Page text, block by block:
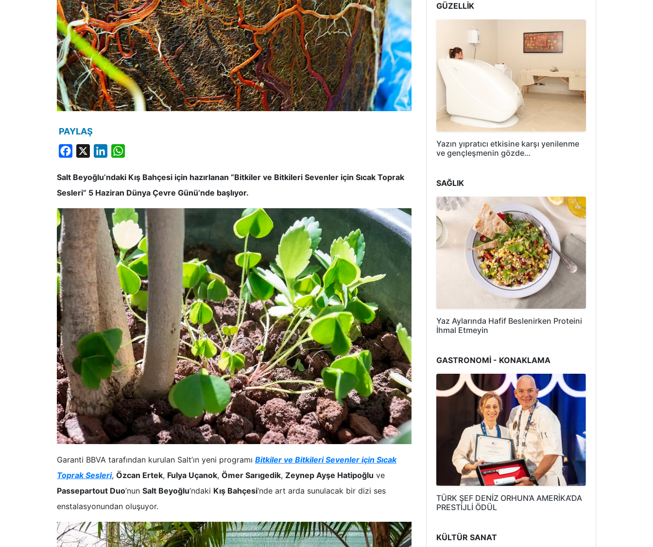
PAYLAŞ
Facebook LinkedIn
Salt Beyoğlu’ndaki Kış Bahçesi için hazırlanan “Bitkiler ve Bitkileri Sevenler için Sıcak Toprak
Sesleri” 5 Haziran Dünya Çevre Günü’nde başlıyor.
Garanti BBVA tarafından kurulan Salt’ın yeni programı Bitkiler ve Bitkileri Sevenler için Sıcak
Toprak Sesleri, Özcan Ertek, Fulya Uçanok, Ömer Sarıgedik, Zeynep Ayşe Hatipoğlu ve
Passepartout Duo’nun Salt Beyoğlu’ndaki Kış Bahçesi‘nde art arda sunulacak bir dizi ses
enstalasyonundan oluşuyor.
GÜZELLİK
Yazın yıpratıcı etkisine karşı yenilenme
ve gençleşmenin gözde…
SAĞLIK
Yaz Aylarında Hafif Beslenirken Proteini
İhmal Etmeyin
GASTRONOMİ - KONAKLAMA
TÜRK ŞEF DENİZ ORHUN’A AMERİKA’DA
PRESTİJLİ ÖDÜL
KÜLTÜR SANAT